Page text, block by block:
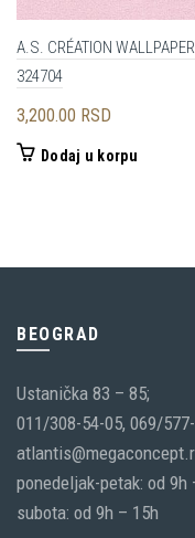
A.S. CRÉATION WALLPAPER
324704
3,200.00 RSD
Dodaj u korpu
BEOGRAD
Ustanička 83 – 85;
011/308-54-05, 069/
ponedeljak-petak: od 9h
subota: od 9h – 15h